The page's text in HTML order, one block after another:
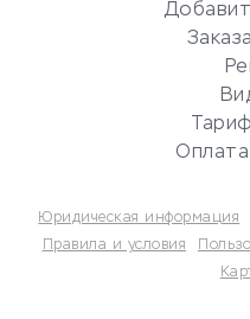
Бухгалтерия онлайн
Потребительские
Юридическая информация
Правила и условия